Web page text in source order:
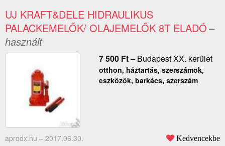
UJ KRAFT&DELE HIDRAULIKUS
PALACKEMELŐK/ OLAJEMELŐK 8T ELADÓ–
használt
7 500 Ft– Budapest XX. kerület
otthon, háztartás, szerszámok,
eszközök, barkács, szerszám
aprodx.hu – 2017.06.30. Kedvencekbe